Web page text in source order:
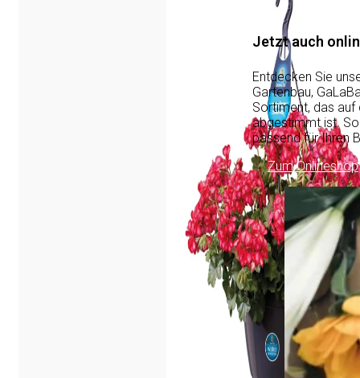
Jetzt auch
Entdecken Sie
Gartenbau,
Sortiment, das
abgestimmt ist.
passend für Ihren
Zum Onlineshop